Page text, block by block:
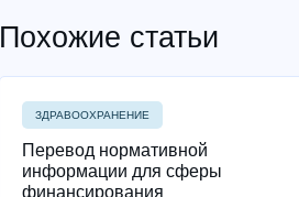
Похожие статьи
ЗДРАВООХРАНЕНИЕ
Перевод нормативной
информации для сферы
финансирования